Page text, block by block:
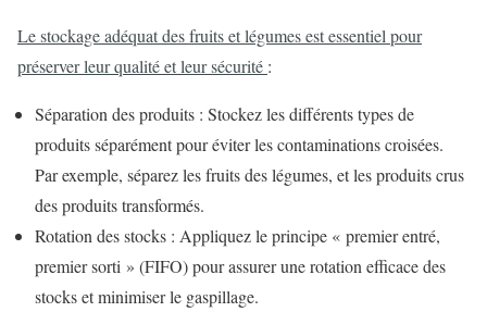
Le stockage adéquat des fruits et légumes est essentiel pour
préserver leur qualité et leur sécurité :
Séparation des produits : Stockez les différents types de
produits séparément pour éviter les contaminations croisées.
Par exemple, séparez les fruits des légumes, et les produits crus
des produits transformés.
Rotation des stocks : Appliquez le principe « premier entré,
premier sorti » (FIFO) pour assurer une rotation efficace des
stocks et minimiser le gaspillage.